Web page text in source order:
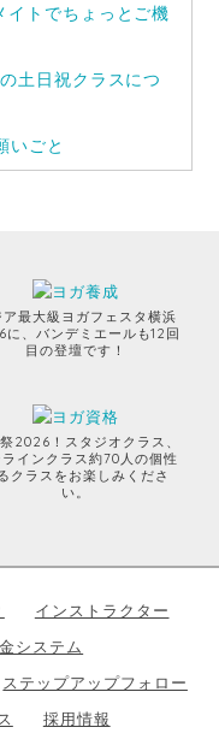
イトでちょっとご機
土日祝クラスにつ
いごと
ア最大級ヨガフェスタ横浜
に、バンデミエールも12回
目の登壇です！
2026！スタジオクラス、
ラインクラス約70人の個性
クラスをお楽しみくださ
い。
インストラクター
システム
ステップアップフォロー
採用情報